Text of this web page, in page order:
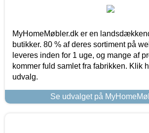
MyHomeMøbler.dk er en
butikker. 80 % af deres sortiment på
leveres inden for 1 uge, og mange af
kommer fuld samlet fra fabrikken. Klik
udvalg.
Se udvalget på